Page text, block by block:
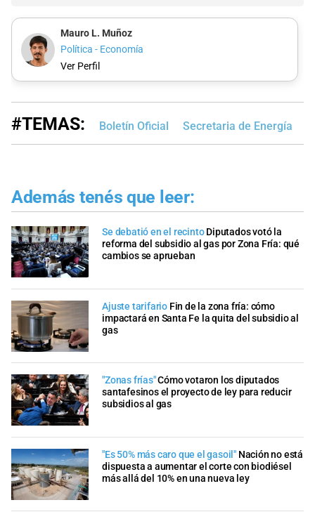
Mauro L. Muñoz
Política - Economía
Ver Perfil
#TEMAS: Boletín Oficial Secretaria de Energía
Además tenés que leer:
Se debatió en el recinto Diputados votó la
reforma del subsidio al gas por Zona Fría: qué
cambios se aprueban
Ajuste tarifario Fin de la zona fría: cómo
impactará en Santa Fe la quita del subsidio al
gas
"Zonas frías"Cómo votaron los diputados
santafesinos el proyecto de ley para reducir
subsidios al gas
"Es 50% más caro que el gasoil" Nación no está
dispuesta a aumentar el corte con biodiésel
más allá del 10% en una nueva ley